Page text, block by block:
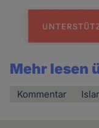
Mehr lesen
Kommentar